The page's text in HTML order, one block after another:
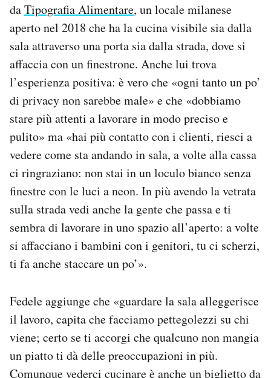
daTipografia Alimentare, un locale milanese
aperto nel 2018 che ha la cucina visibile sia dalla
sala attraverso una porta sia dalla strada, dove si
affaccia con un finestrone. Anche lui trova
l’esperienza positiva: è vero che «ogni tanto un po’
di privacy non sarebbe male» e che «dobbiamo
stare più attenti a lavorare in modo preciso e
pulito» ma «hai più contatto con i clienti, riesci a
vedere come sta andando in sala, a volte alla cassa
ci ringraziano: non stai in un loculo bianco senza
finestre con le luci a neon. In più avendo la vetrata
sulla strada vedi anche la gente che passa e ti
sembra di lavorare in uno spazio all’aperto: a volte
si affacciano i bambini con i genitori, tu ci scherzi,
ti fa anche staccare un po’».
Fedele aggiunge che «guardare la sala alleggerisce
il lavoro, capita che facciamo pettegolezzi su chi
viene; certo se ti accorgi che qualcuno non mangia
un piatto ti dà delle preoccupazioni in più.
Comunque vederci cucinare è anche un biglietto da